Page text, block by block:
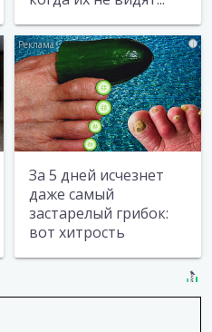
i
За 5 дней исчезнет
даже самый
застарелый грибок:
вот хитрость